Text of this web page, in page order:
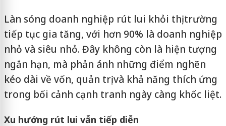
Làn sóng doanh nghiệp rút lui khỏi thị trường
tiếp tục gia tăng, với hơn 90% là doanh nghiệp
nhỏ và siêu nhỏ. Đây không còn là hiện tượng
ngắn hạn, mà phản ánh những điểm nghẽn
kéo dài về vốn, quản trị và khả năng thích ứng
trong bối cảnh cạnh tranh ngày càng khốc liệt.
Xu hướng rút lui vẫn tiếp diễn